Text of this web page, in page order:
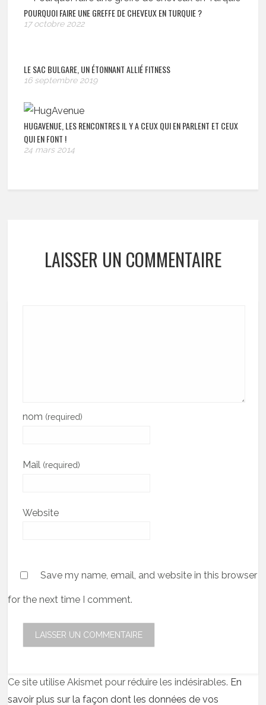
POURQUOI FAIRE UNE GREFFE DE CHEVEUX EN TURQUIE ?
17 octobre 2022
LE SAC BULGARE, UN ÉTONNANT ALLIÉ FITNESS
16 septembre 2019
HUGAVENUE, LES RENCONTRES IL Y A CEUX QUI EN PARLENT ET CEUX
QUI EN FONT !
24 mars 2014
LAISSER UN COMMENTAIRE
nom (required)
Mail (required)
Website
Save my name, email, and website in this browser
for the next time I comment.
Ce site utilise Akismet pour réduire les indésirables. En
savoir plus sur la façon dont les données de vos